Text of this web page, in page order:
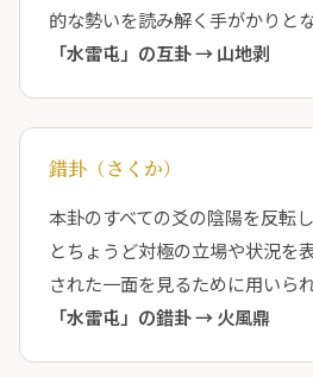
的な勢いを読み解く手がかりとな
「水雷屯」の互卦 →山地剥
錯卦（さくか）
本卦のすべての爻の陰陽を反転
とちょうど対極の立場や状況を
された一面を見るために用いられ
「水雷屯」の錯卦 →火風鼎